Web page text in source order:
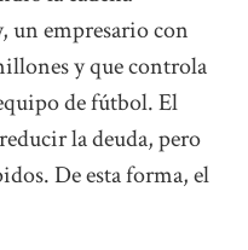
un empresario con
y que controla
de fútbol. El
la deuda, pero
De esta forma, el